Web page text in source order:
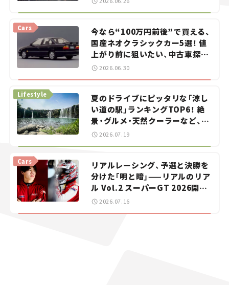
今なら“100万円前後”で買える、
国産ネオクラシックカー5選！ 値
上がり前に狙いたい、中古車探し
をお手伝い――ちょっとイケてるマ
Cars
2026.06.30
夏のドライブにピッタリな「涼し
い道の駅」ランキングTOP6！ 絶
景・グルメ・天然クーラーなど、避
暑におすすめのスポットを紹介
【道の駅マニアの推し駅ガイド】
Lifestyle
2026.07.19
リアルレーシング、予選と決勝を
分けた「明と暗」——リアルのリア
ル Vol.2 スーパーGT 2026開幕
戦 岡山国際サーキット
Cars
2026.07.16